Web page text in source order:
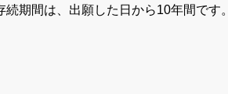
期間は、出願した日から10年間です。